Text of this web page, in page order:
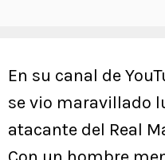
En su canal de
se vio maravillado
atacante del Real